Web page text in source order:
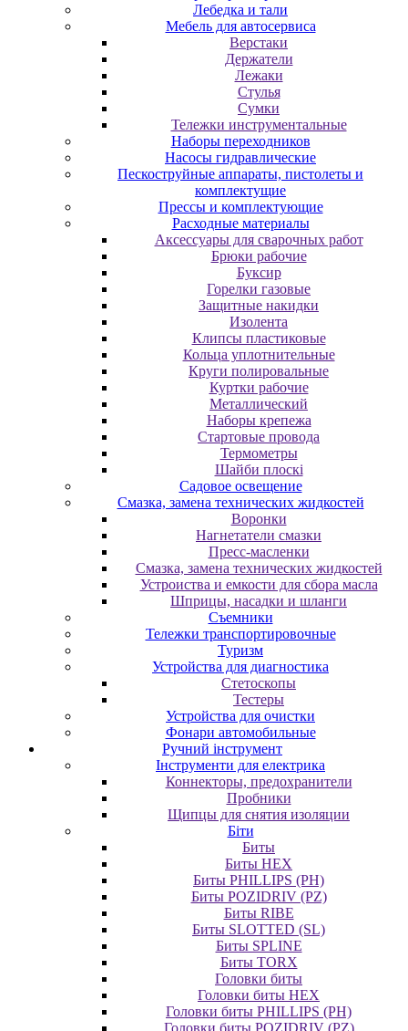
Лебедка и тали
Мебель для автосервиса
Верстаки
Держатели
Лежаки
Стулья
Сумки
Тележки инструментальные
Наборы переходников
Насосы гидравлические
Пескоструйные аппараты, пистолеты и
комплектущие
Прессы и комплектующие
Расходные материалы
Аксессуары для сварочных работ
Брюки рабочие
Буксир
Горелки газовые
Защитные накидки
Изолента
Клипсы пластиковые
Кольца уплотнительные
Круги полировальные
Куртки рабочие
Металлический
Наборы крепежа
Стартовые провода
Термометры
Шайби плоскі
Садовое освещение
Смазка, замена технических жидкостей
Воронки
Нагнетатели смазки
Пресс-масленки
Смазка, замена технических жидкостей
Устроиства и емкости для сбора масла
Шприцы, насадки и шланги
Съемники
Тележки транспортировочные
Туризм
Устройства для диагностика
Стетоскопы
Тестеры
Устройства для очистки
Фонари автомобильные
Ручний інструмент
Інструменти для електрика
Коннекторы, предохранители
Пробники
Щипцы для снятия изоляции
Біти
Биты
Биты HEX
Биты PHILLIPS (PH)
Биты POZIDRIV (PZ)
Биты RIBE
Биты SLOTTED (SL)
Биты SPLINE
Биты TORX
Головки биты
Головки биты HEX
Головки биты PHILLIPS (PH)
Головки биты POZIDRIV (PZ)